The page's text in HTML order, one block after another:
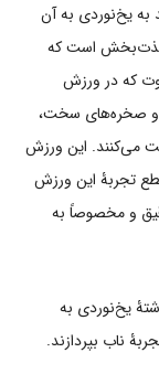
به یخ‌نوردی به آن
لذت‌بخش است که
که در ورزش
و صخره‌های سخت،
می‌کنند. این ورزش
تجربۀ این ورزش
و مخصوصاً به
یخ‌نوردی به
ناب بپردازند.